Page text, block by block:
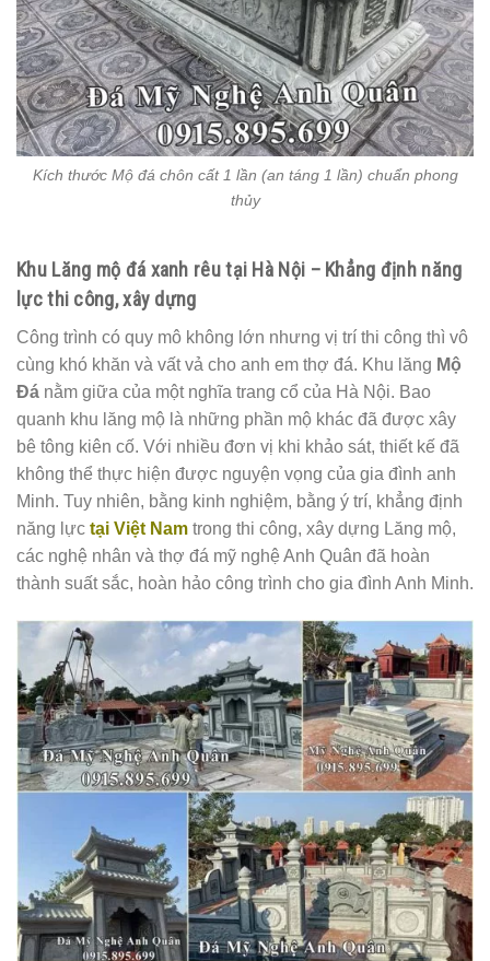
Kích thước Mộ đá chôn cất 1 lần (an táng 1 lần) chuẩn phong
thủy
Khu Lăng mộ đá xanh rêu tại Hà Nội – Khẳng định năng
lực thi công, xây dựng
Công trình có quy mô không lớn nhưng vị trí thi công thì vô
cùng khó khăn và vất vả cho anh em thợ đá. Khu lăng Mộ
Đá nằm giữa của một nghĩa trang cổ của Hà Nội. Bao
quanh khu lăng mộ là những phần mộ khác đã được xây
bê tông kiên cố. Với nhiều đơn vị khi khảo sát, thiết kế đã
không thể thực hiện được nguyện vọng của gia đình anh
Minh. Tuy nhiên, bằng kinh nghiệm, bằng ý trí, khẳng định
năng lực tại Việt Nam trong thi công, xây dựng Lăng mộ,
các nghệ nhân và thợ đá mỹ nghệ Anh Quân đã hoàn
thành suất sắc, hoàn hảo công trình cho gia đình Anh Minh.